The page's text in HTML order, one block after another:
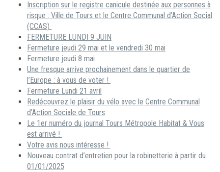
Inscription sur le registre canicule destinée aux personnes à
risque : Ville de Tours et le Centre Communal d’Action Social
(CCAS)
FERMETURE LUNDI 9 JUIN
Fermeture jeudi 29 mai et le vendredi 30 mai
Fermeture jeudi 8 mai
Une fresque arrive prochainement dans le quartier de
l’Europe : à vous de voter !
Fermeture Lundi 21 avril
Redécouvrez le plaisir du vélo avec le Centre Communal
d’Action Sociale de Tours
Le 1er numéro du journal Tours Métropole Habitat & Vous
est arrivé !
Votre avis nous intéresse !
Nouveau contrat d’entretien pour la robinetterie à partir du
01/01/2025